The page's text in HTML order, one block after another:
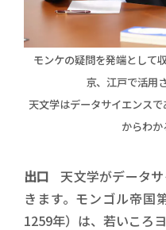
モンケの疑問を発端として
京、江戸で活用
天文学はデータサイエンス
からわか
出口天文学がデータサ
きます。モンゴル帝国
1259年）は、若いころ